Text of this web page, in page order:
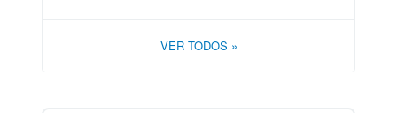
VER TODOS »